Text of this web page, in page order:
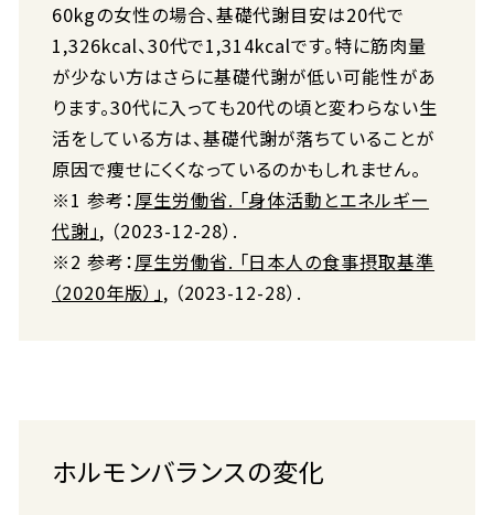
60kgの女性の場合、基礎代謝目安は20代で
1,326kcal、30代で1,314kcalです。特に筋肉量
が少ない方はさらに基礎代謝が低い可能性があ
ります。30代に入っても20代の頃と変わらない生
活をしている方は、基礎代謝が落ちていることが
原因で痩せにくくなっているのかもしれません。
※1 参考：厚生労働省. 「身体活動とエネルギー
代謝」, （2023-12-28）.
※2 参考：厚生労働省. 「日本人の食事摂取基準
（2020年版）」, （2023-12-28）.
ホルモンバランスの変化